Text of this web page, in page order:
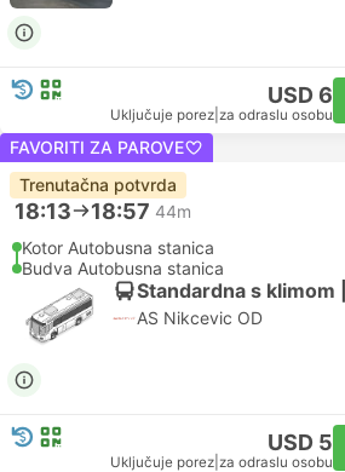
USD 6
Uključuje porez za odraslu osobu
FAVORITI ZA PAROVE
Trenutačna potvrda
18:13 18:57 44m
Kotor Autobusna stanica
Budva Autobusna stanica
Standardna s klimom
AS Nikcevic OD
USD 5
Uključuje porez za odraslu osobu